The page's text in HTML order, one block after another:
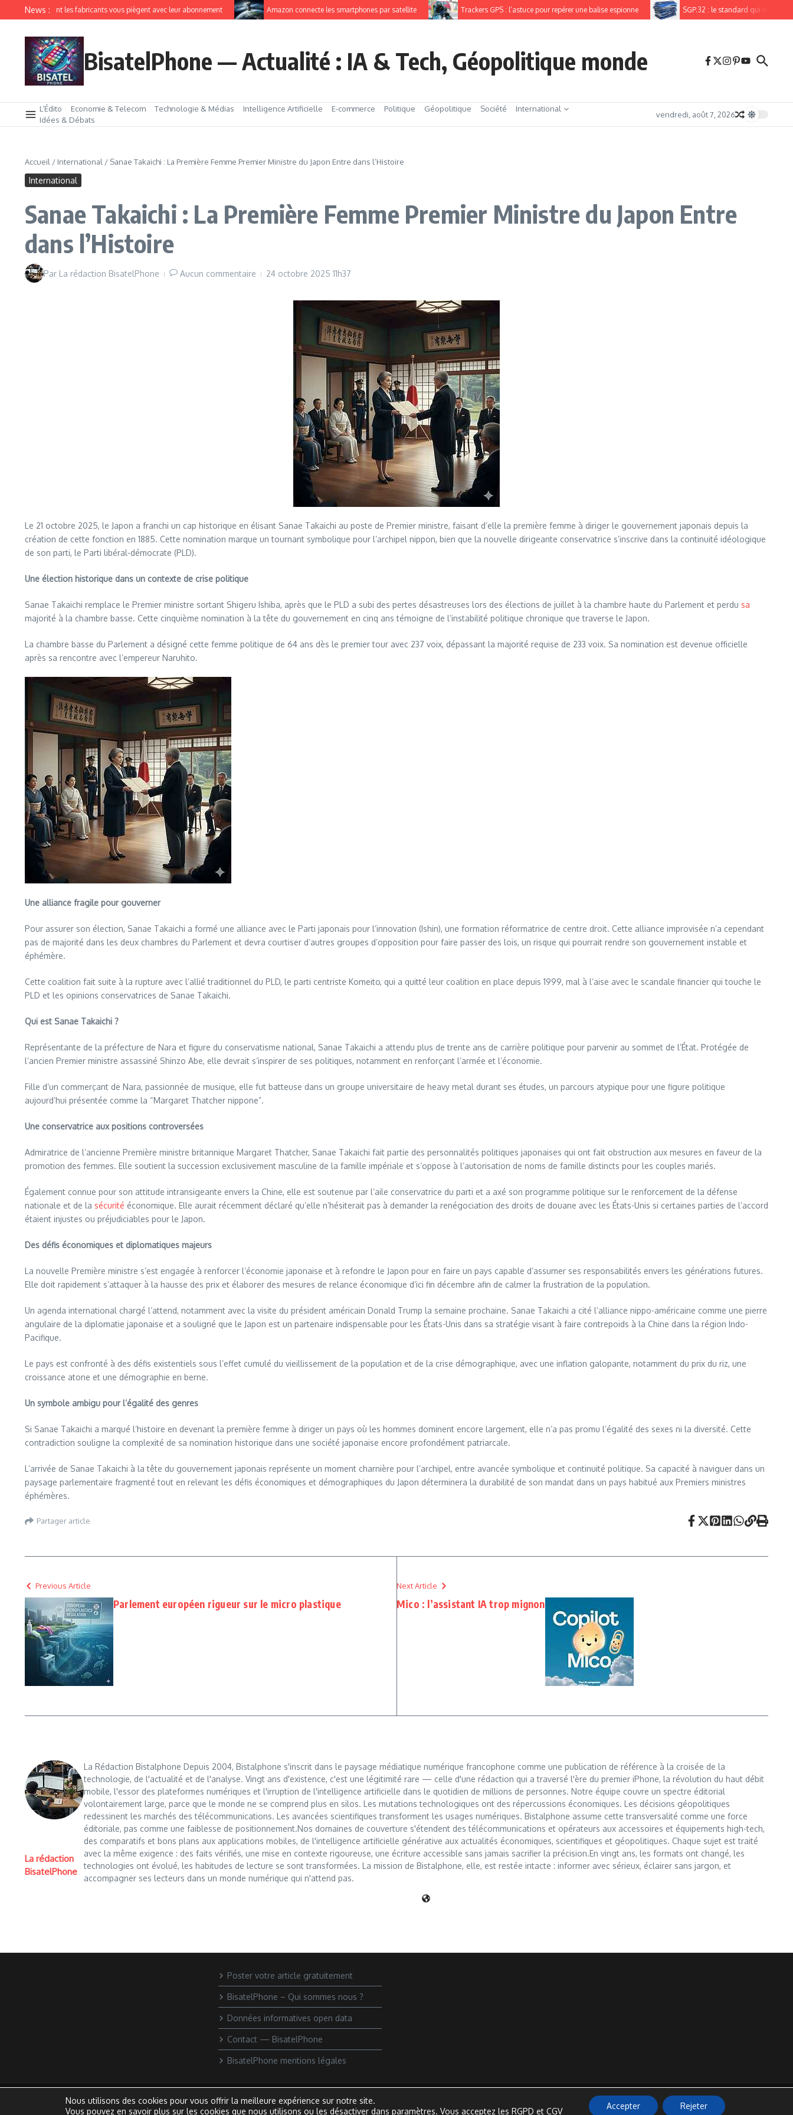
News :
IoT comment les fabricants vous piègent avec leur abonnement Amazon connecte les smartphones par satellite Trackers GPS : l’astuce pour repérer une balise espionne SGP.32 : le standard qui va enfin
BisatelPhone — Actualité : IA & Tech, Géopolitique monde
L’Édito Economie & Telecom Technologie & Médias Intelligence Artificielle E-commerce Politique Géopolitique Société
International
Idées & Débats
vendredi, août 7, 2026
Accueil / International / Sanae Takaichi : La Première Femme Premier Ministre du Japon Entre dans l’Histoire
International
Sanae Takaichi : La Première Femme Premier Ministre du Japon Entre
dans l’Histoire
Par La rédaction BisatelPhone Aucun commentaire 24 octobre 2025 11h37
Le 21 octobre 2025, le Japon a franchi un cap historique en élisant Sanae Takaichi au poste de Premier ministre, faisant d’elle la première femme à diriger le gouvernement japonais depuis la
création de cette fonction en 1885. Cette nomination marque un tournant symbolique pour l’archipel nippon, bien que la nouvelle dirigeante conservatrice s’inscrive dans la continuité idéologique
de son parti, le Parti libéral-démocrate (PLD).
Une élection historique dans un contexte de crise politique
Sanae Takaichi remplace le Premier ministre sortant Shigeru Ishiba, après que le PLD a subi des pertes désastreuses lors des élections de juillet à la chambre haute du Parlement et perdu sa
majorité à la chambre basse. Cette cinquième nomination à la tête du gouvernement en cinq ans témoigne de l’instabilité politique chronique que traverse le Japon.
La chambre basse du Parlement a désigné cette femme politique de 64 ans dès le premier tour avec 237 voix, dépassant la majorité requise de 233 voix. Sa nomination est devenue officielle
après sa rencontre avec l’empereur Naruhito.
Une alliance fragile pour gouverner
Pour assurer son élection, Sanae Takaichi a formé une alliance avec le Parti japonais pour l’innovation (Ishin), une formation réformatrice de centre droit. Cette alliance improvisée n’a cependant
pas de majorité dans les deux chambres du Parlement et devra courtiser d’autres groupes d’opposition pour faire passer des lois, un risque qui pourrait rendre son gouvernement instable et
éphémère.
Cette coalition fait suite à la rupture avec l’allié traditionnel du PLD, le parti centriste Komeito, qui a quitté leur coalition en place depuis 1999, mal à l’aise avec le scandale financier qui touche le
PLD et les opinions conservatrices de Sanae Takaichi.
Qui est Sanae Takaichi ?
Représentante de la préfecture de Nara et figure du conservatisme national, Sanae Takaichi a attendu plus de trente ans de carrière politique pour parvenir au sommet de l’État. Protégée de
l’ancien Premier ministre assassiné Shinzo Abe, elle devrait s’inspirer de ses politiques, notamment en renforçant l’armée et l’économie.
Fille d’un commerçant de Nara, passionnée de musique, elle fut batteuse dans un groupe universitaire de heavy metal durant ses études, un parcours atypique pour une figure politique
aujourd’hui présentée comme la “Margaret Thatcher nippone”.
Une conservatrice aux positions controversées
Admiratrice de l’ancienne Première ministre britannique Margaret Thatcher, Sanae Takaichi fait partie des personnalités politiques japonaises qui ont fait obstruction aux mesures en faveur de la
promotion des femmes. Elle soutient la succession exclusivement masculine de la famille impériale et s’oppose à l’autorisation de noms de famille distincts pour les couples mariés.
Également connue pour son attitude intransigeante envers la Chine, elle est soutenue par l’aile conservatrice du parti et a axé son programme politique sur le renforcement de la défense
nationale et de la sécurité économique. Elle aurait récemment déclaré qu’elle n’hésiterait pas à demander la renégociation des droits de douane avec les États-Unis si certaines parties de l’accord
étaient injustes ou préjudiciables pour le Japon.
Des défis économiques et diplomatiques majeurs
La nouvelle Première ministre s’est engagée à renforcer l’économie japonaise et à refondre le Japon pour en faire un pays capable d’assumer ses responsabilités envers les générations futures.
Elle doit rapidement s’attaquer à la hausse des prix et élaborer des mesures de relance économique d’ici fin décembre afin de calmer la frustration de la population.
Un agenda international chargé l’attend, notamment avec la visite du président américain Donald Trump la semaine prochaine. Sanae Takaichi a cité l’alliance nippo-américaine comme une pierre
angulaire de la diplomatie japonaise et a souligné que le Japon est un partenaire indispensable pour les États-Unis dans sa stratégie visant à faire contrepoids à la Chine dans la région Indo-
Pacifique.
Le pays est confronté à des défis existentiels sous l’effet cumulé du vieillissement de la population et de la crise démographique, avec une inflation galopante, notamment du prix du riz, une
croissance atone et une démographie en berne.
Un symbole ambigu pour l’égalité des genres
Si Sanae Takaichi a marqué l’histoire en devenant la première femme à diriger un pays où les hommes dominent encore largement, elle n’a pas promu l’égalité des sexes ni la diversité. Cette
contradiction souligne la complexité de sa nomination historique dans une société japonaise encore profondément patriarcale.
L’arrivée de Sanae Takaichi à la tête du gouvernement japonais représente un moment charnière pour l’archipel, entre avancée symbolique et continuité politique. Sa capacité à naviguer dans un
paysage parlementaire fragmenté tout en relevant les défis économiques et démographiques du Japon déterminera la durabilité de son mandat dans un pays habitué aux Premiers ministres
éphémères.
Partager article
Previous Article
Parlement européen rigueur sur le micro plastique
Next Article
Mico : l’assistant IA trop mignon
La rédaction
BisatelPhone
La Rédaction Bistalphone Depuis 2004, Bistalphone s'inscrit dans le paysage médiatique numérique francophone comme une publication de référence à la croisée de la
technologie, de l'actualité et de l'analyse. Vingt ans d'existence, c'est une légitimité rare — celle d'une rédaction qui a traversé l'ère du premier iPhone, la révolution du haut débit
mobile, l'essor des plateformes numériques et l'irruption de l'intelligence artificielle dans le quotidien de millions de personnes. Notre équipe couvre un spectre éditorial
volontairement large, parce que le monde ne se comprend plus en silos. Les mutations technologiques ont des répercussions économiques. Les décisions géopolitiques
redessinent les marchés des télécommunications. Les avancées scientifiques transforment les usages numériques. Bistalphone assume cette transversalité comme une force
éditoriale, pas comme une faiblesse de positionnement.Nos domaines de couverture s'étendent des télécommunications et opérateurs aux accessoires et équipements high-tech,
des comparatifs et bons plans aux applications mobiles, de l'intelligence artificielle générative aux actualités économiques, scientifiques et géopolitiques. Chaque sujet est traité
avec la même exigence : des faits vérifiés, une mise en contexte rigoureuse, une écriture accessible sans jamais sacrifier la précision.En vingt ans, les formats ont changé, les
technologies ont évolué, les habitudes de lecture se sont transformées. La mission de Bistalphone, elle, est restée intacte : informer avec sérieux, éclairer sans jargon, et
accompagner ses lecteurs dans un monde numérique qui n'attend pas.
Poster votre article gratuitement
BisatelPhone – Qui sommes nous ?
Données informatives open data
Contact — BisatelPhone
BisatelPhone mentions légales
Nous utilisons des cookies pour vous offrir la meilleure expérience sur notre site.
Vous pouvez en savoir plus sur les cookies que nous utilisons ou les désactiver dansparamètres.Vous acceptez les RGPD et CGV
Accepter Rejeter